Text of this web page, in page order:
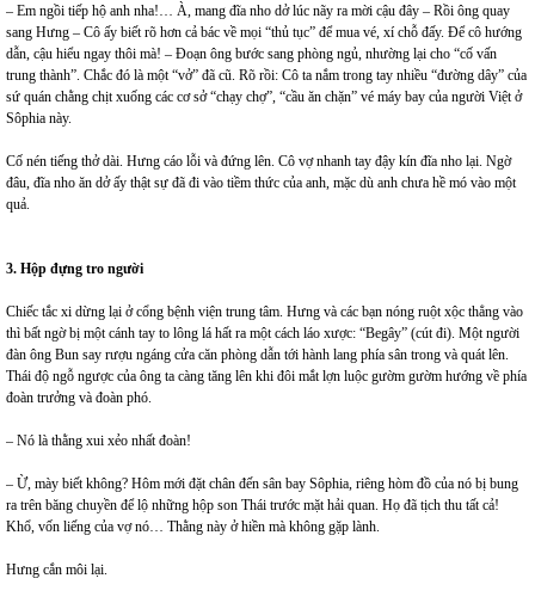
– Em ngồi tiếp hộ anh nha!… À, mang đĩa nho dở lúc nãy ra mời cậu đây – Rồi ông quay
sang Hưng – Cô ấy biết rõ hơn cả bác về mọi “thủ tục” để mua vé, xí chỗ đấy. Để cô hướng
dẫn, cậu hiểu ngay thôi mà! – Đoạn ông bước sang phòng ngủ, nhường lại cho “cố vấn
trung thành”. Chắc đó là một “vở” đã cũ. Rõ rồi: Cô ta nắm trong tay nhiều “đường dây” của
sứ quán chằng chịt xuống các cơ sở “chạy chợ”, “cầu ăn chặn” vé máy bay của người Việt ở
Sôphia này.
Cố nén tiếng thở dài. Hưng cáo lỗi và đứng lên. Cô vợ nhanh tay đậy kín đĩa nho lại. Ngờ
đâu, đĩa nho ăn dở ấy thật sự đã đi vào tiềm thức của anh, mặc dù anh chưa hề mó vào một
quả.
3. Hộp đựng tro người
Chiếc tắc xi dừng lại ở cổng bệnh viện trung tâm. Hưng và các bạn nóng ruột xộc thẳng vào
thì bất ngờ bị một cánh tay to lông lá hất ra một cách láo xược: “Begây” (cút đi). Một người
đàn ông Bun say rượu ngáng cửa căn phòng dẫn tới hành lang phía sân trong và quát lên.
Thái độ ngỗ ngược của ông ta càng tăng lên khi đôi mắt lợn luộc gườm gườm hướng về phía
đoàn trưởng và đoàn phó.
– Nó là thằng xui xẻo nhất đoàn!
– Ừ, mày biết không? Hôm mới đặt chân đến sân bay Sôphia, riêng hòm đồ của nó bị bung
ra trên băng chuyền để lộ những hộp son Thái trước mặt hải quan. Họ đã tịch thu tất cả!
Khổ, vốn liếng của vợ nó… Thằng này ở hiền mà không gặp lành.
Hưng cắn môi lại.